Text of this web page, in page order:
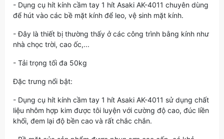
- Dụng cụ hít kính cầm tay 1 hít Asaki AK-4011 chuyên dùng
để hút vào các bề mặt kính để leo, vệ sinh mặt kính.
- Đây là thiết bị thường thấy ở các công trình bằng kính như
nhà chọc trời, cao ốc,...
- Tải trọng tối đa 50kg
Đặc trưng nổi bật:
- Dụng cụ hít kính cầm tay 1 hít Asaki AK-4011 sử dụng chất
liệu nhôm hợp kim được tôi luyện với cường độ cao, đúc liền
khối, đem lại độ bền cao và rất chắc chắn.